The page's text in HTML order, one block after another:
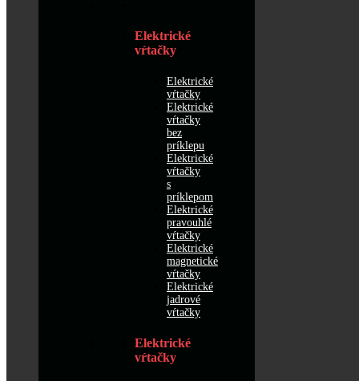
Elektrické
vŕtačky
Elektrické
vŕtačky
Elektrické
vŕtačky
bez
príklepu
Elektrické
vŕtačky
s
príklepom
Elektrické
pravouhlé
vŕtačky
Elektrické
magnetické
vŕtačky
Elektrické
jadrové
vŕtačky
Elektrické
vŕtačky